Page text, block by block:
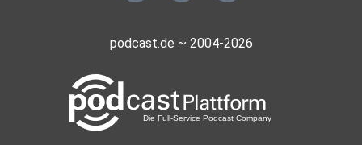
podcast.de ~ 2004-2026